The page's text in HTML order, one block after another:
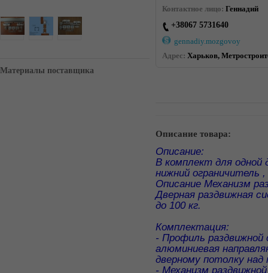
Материалы поставщика
Контактное лицо: Геннадий
+38067 5731640
gennadiy.mozgovoy
Адрес: Харьков,
Описание товара:
Описание:
В комплект для
нижний ограничитель
Описание Механизм
Дверная раздвижная
до 100 кг.
Комплектация:
- Профиль
алюминиевая
дверному потолку над
- Механизм